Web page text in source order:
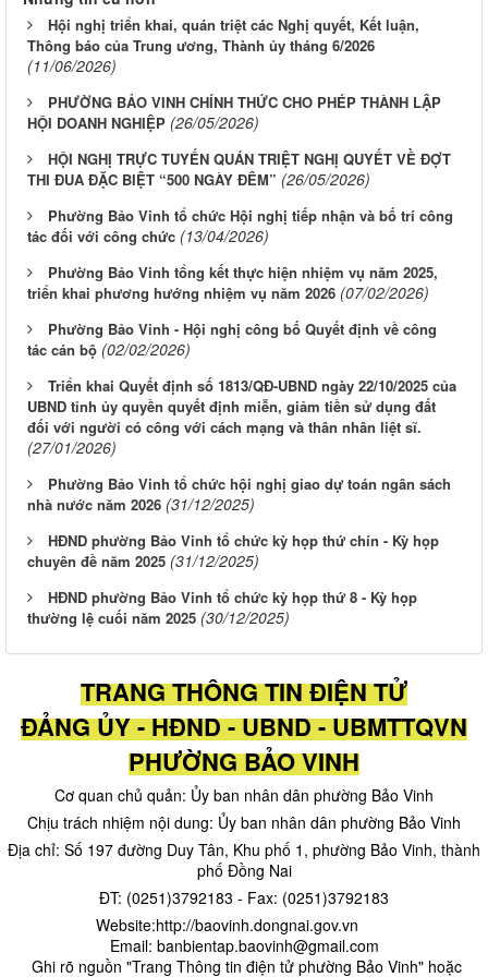
Hội nghị triển khai, quán triệt các Nghị quyết, Kết luận,
Thông báo của Trung ương, Thành ủy tháng 6/2026
(11/06/2026)
PHƯỜNG BẢO VINH CHÍNH THỨC CHO PHÉP THÀNH LẬP
HỘI DOANH NGHIỆP (26/05/2026)
HỘI NGHỊ TRỰC TUYẾN QUÁN TRIỆT NGHỊ QUYẾT VỀ ĐỢT
THI ĐUA ĐẶC BIỆT “500 NGÀY ĐÊM” (26/05/2026)
Phường Bảo Vinh tổ chức Hội nghị tiếp nhận và bố trí công
tác đối với công chức (13/04/2026)
Phường Bảo Vinh tổng kết thực hiện nhiệm vụ năm 2025,
triển khai phương hướng nhiệm vụ năm 2026 (07/02/2026)
Phường Bảo Vinh - Hội nghị công bố Quyết định về công
tác cán bộ (02/02/2026)
Triển khai Quyết định số 1813/QĐ-UBND ngày 22/10/2025 của
UBND tỉnh ủy quyền quyết định miễn, giảm tiền sử dụng đất
đối với người có công với cách mạng và thân nhân liệt sĩ.
(27/01/2026)
Phường Bảo Vinh tổ chức hội nghị giao dự toán ngân sách
nhà nước năm 2026 (31/12/2025)
HĐND phường Bảo Vinh tổ chức kỳ họp thứ chín - Kỳ họp
chuyên đề năm 2025 (31/12/2025)
HĐND phường Bảo Vinh tổ chức kỳ họp thứ 8 - Kỳ họp
thường lệ cuối năm 2025 (30/12/2025)
TRANG THÔNG TIN ĐIỆN TỬ
ĐẢNG ỦY - HĐND - UBND - UBMTTQVN
PHƯỜNG BẢO VINH
Cơ quan chủ quản: Ủy ban nhân dân phường Bảo Vinh
Chịu trách nhiệm nội dung: Ủy ban nhân dân phường Bảo Vinh
Địa chỉ: Số 197 đường Duy Tân, Khu phố 1, phường Bảo Vinh, thành
phố Đồng Nai
ĐT: (0251)3792183 - Fax: (0251)3792183
Website:http://baovinh.dongnai.gov.vn
Email: banbientap.baovinh@gmail.com
​ Ghi rõ nguồn "Trang Thông tin điện tử phường Bảo Vinh" hoặc